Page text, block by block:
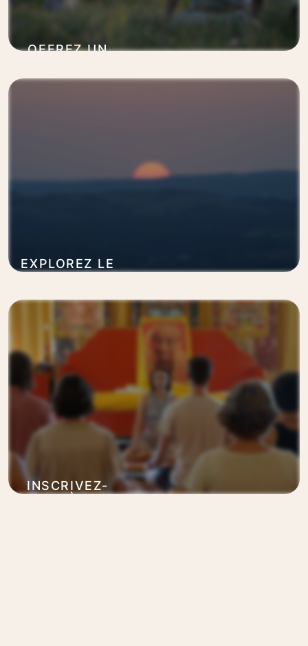
OFFREZ UN
RESSOURÇANT
En savoir plus
EXPLOREZ LE
COMPLET
En savoir plus
INSCRIVEZ-